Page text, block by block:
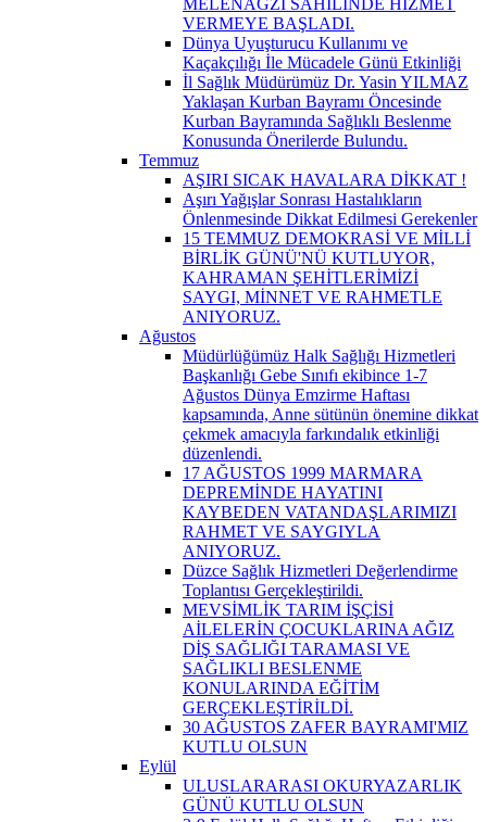
VERMEYE BAŞLADI.
Dünya Uyuşturucu Kullanımı ve
Kaçakçılığı İle Mücadele Günü Etkinliği
İl Sağlık Müdürümüz Dr. Yasin YILMAZ
Yaklaşan Kurban Bayramı Öncesinde
Kurban Bayramında Sağlıklı Beslenme
Konusunda Önerilerde Bulundu.
Temmuz
AŞIRI SICAK HAVALARA DİKKAT !
Aşırı Yağışlar Sonrası Hastalıkların
Önlenmesinde Dikkat Edilmesi Gerekenler
15 TEMMUZ DEMOKRASİ VE MİLLİ
BİRLİK GÜNÜ'NÜ KUTLUYOR,
KAHRAMAN ŞEHİTLERİMİZİ
SAYGI, MİNNET VE RAHMETLE
ANIYORUZ.
Ağustos
Müdürlüğümüz Halk Sağlığı Hizmetleri
Başkanlığı Gebe Sınıfı ekibince 1-7
Ağustos Dünya Emzirme Haftası
kapsamında, Anne sütünün önemine dikkat
çekmek amacıyla farkındalık etkinliği
düzenlendi.
17 AĞUSTOS 1999 MARMARA
DEPREMİNDE HAYATINI
KAYBEDEN VATANDAŞLARIMIZI
RAHMET VE SAYGIYLA
ANIYORUZ.
Düzce Sağlık Hizmetleri Değerlendirme
Toplantısı Gerçekleştirildi.
MEVSİMLİK TARIM İŞÇİSİ
AİLELERİN ÇOCUKLARINA AĞIZ
DİŞ SAĞLIĞI TARAMASI VE
SAĞLIKLI BESLENME
KONULARINDA EĞİTİM
GERÇEKLEŞTİRİLDİ.
30 AĞUSTOS ZAFER BAYRAMI'MIZ
KUTLU OLSUN
Eylül
ULUSLARARASI OKURYAZARLIK
GÜNÜ KUTLU OLSUN